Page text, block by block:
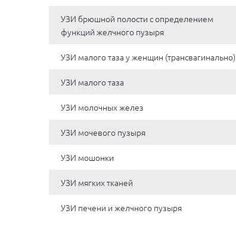
УЗИ брюшной полости с определением
функций желчного пузыря
УЗИ малого таза у женщин (трансвагинально)
УЗИ малого таза
УЗИ молочных желез
УЗИ мочевого пузыря
УЗИ мошонки
УЗИ мягких тканей
УЗИ печени и желчного пузыря